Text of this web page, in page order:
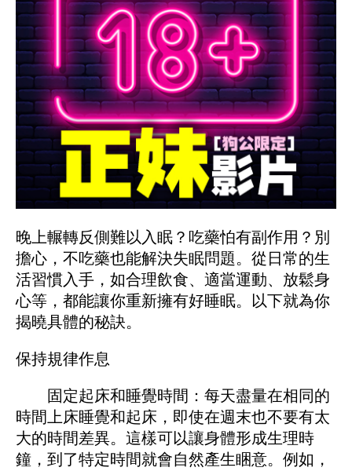
晚上輾轉反側難以入眠？吃藥怕有副作用？別
擔心，不吃藥也能解決失眠問題。從日常的生
活習慣入手，如合理飲食、適當運動、放鬆身
心等，都能讓你重新擁有好睡眠。以下就為你
揭曉具體的秘訣。
保持規律作息
固定起床和睡覺時間：每天盡量在相同的
時間上床睡覺和起床，即使在週末也不要有太
大的時間差異。這樣可以讓身體形成生理時
鐘，到了特定時間就會自然產生睏意。例如，